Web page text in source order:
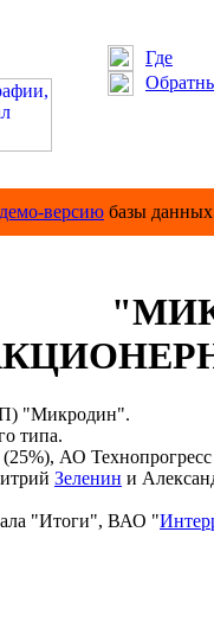
Где
демо-версию базы
"Микродин".
типа.
АО Технопрогресс
Зеленин и
"Итоги", ВАО "